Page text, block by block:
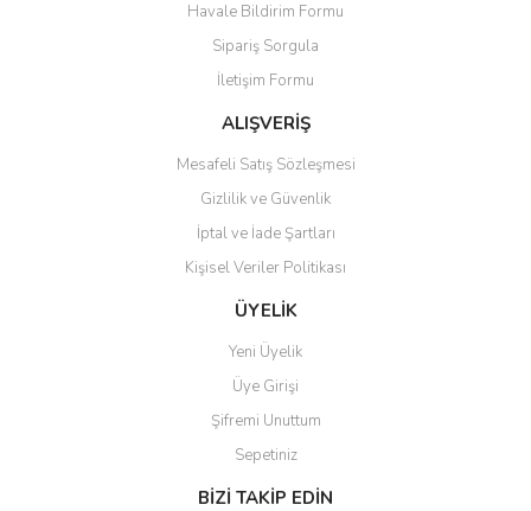
Ürün açıklamasında eksik bilgiler bulunuyor.
Ürün bilgilerinde hatalar bulunuyor.
Ürün fiyatı diğer sitelerden daha pahalı.
Bu ürüne benzer farklı alternatifler olmalı.
Gönder
Havale Bildirim Formu
Sipariş Sorgula
İletişim Formu
ALIŞVERİŞ
Mesafeli Satış Sözleşmesi
Gizlilik ve Güvenlik
İptal ve İade Şartları
Kişisel Veriler Politikası
ÜYELİK
Yeni Üyelik
Üye Girişi
Şifremi Unuttum
Sepetiniz
BİZİ TAKİP EDİN